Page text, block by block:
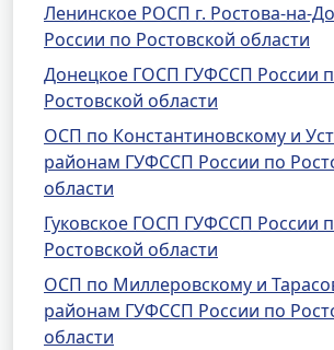
Ленинское РОСП г. Ростова-на-
России по Ростовской области
Донецкое ГОСП ГУФССП России
Ростовской области
ОСП по Константиновскому и
районам ГУФССП России по
области
Гуковское ГОСП ГУФССП России
Ростовской области
ОСП по Миллеровскому и
районам ГУФССП России по
области